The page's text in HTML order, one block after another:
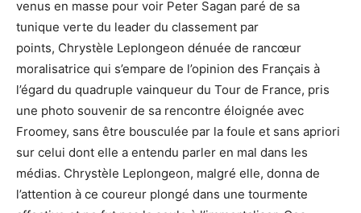
venus en masse pour voir Peter Sagan paré de sa
tunique verte du leader du classement par
points, Chrystèle Leplongeon dénuée de rancœur
moralisatrice qui s’empare de l’opinion des Français à
l’égard du quadruple vainqueur du Tour de France, pris
une photo souvenir de sa rencontre éloignée avec
Froomey, sans être bousculée par la foule et sans apriori
sur celui dont elle a entendu parler en mal dans les
médias. Chrystèle Leplongeon, malgré elle, donna de
l’attention à ce coureur plongé dans une tourmente